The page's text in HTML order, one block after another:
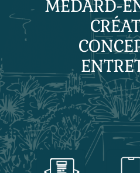
MÉDARD-
Trois savoir-faire,
Votre jardin à
Pour donner vie à vos
trois grandes expertises
complémentaires :